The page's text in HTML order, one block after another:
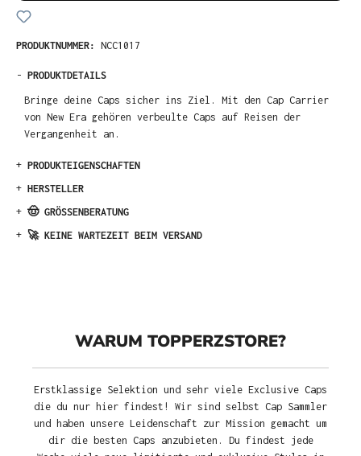
PRODUKTNUMMER: NCC1017
- PRODUKTDETAILS
Bringe deine Caps sicher ins Ziel. Mit den Cap Carrier
von New Era gehören verbeulte Caps auf Reisen der
Vergangenheit an.
+ PRODUKTEIGENSCHAFTEN
+ HERSTELLER
+ 🤠 GRÖSSENBERATUNG
+ 🚀 KEINE WARTEZEIT BEIM VERSAND
WARUM TOPPERZSTORE?
Erstklassige Selektion und sehr viele Exclusive Caps
die du nur hier findest! Wir sind selbst Cap Sammler
und haben unsere Leidenschaft zur Mission gemacht um
dir die besten Caps anzubieten. Du findest jede